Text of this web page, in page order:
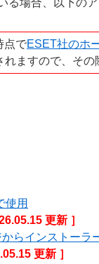
る場合、以下の
点でESET社のホ
ますので、そ
使用
更新 ］
らインストーラ
更新 ］